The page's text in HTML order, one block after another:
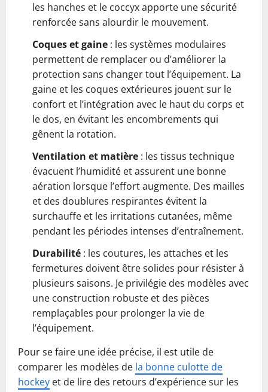
les hanches et le coccyx apporte une sécurité
renforcée sans alourdir le mouvement.
Coques et gaine : les systèmes modulaires
permettent de remplacer ou d’améliorer la
protection sans changer tout l’équipement. La
gaine et les coques extérieures jouent sur le
confort et l’intégration avec le haut du corps et
le dos, en évitant les encombrements qui
gênent la rotation.
Ventilation et matière : les tissus technique
évacuent l’humidité et assurent une bonne
aération lorsque l’effort augmente. Des mailles
et des doublures respirantes évitent la
surchauffe et les irritations cutanées, même
pendant les périodes intenses d’entraînement.
Durabilité : les coutures, les attaches et les
fermetures doivent être solides pour résister à
plusieurs saisons. Je privilégie des modèles avec
une construction robuste et des pièces
remplaçables pour prolonger la vie de
l’équipement.
Pour se faire une idée précise, il est utile de
comparer les modèles de la bonne culotte de
hockey et de lire des retours d’expérience sur les